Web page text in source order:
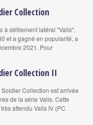
Collection
à défilement latéral "Valis",
et a gagné en popularité, a
2021. Pour
Collection II
Collection est arrivée
de la série Valis. Cette
attendu Valis IV (PC